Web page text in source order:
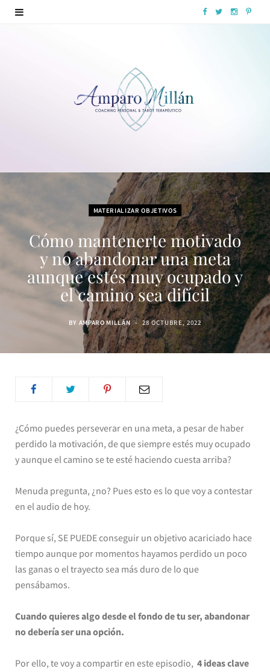
F
k
T I
m
P
s
t
MATERIALIZAR OBJETIVOS
Cómo mantenerte motivado
y no abandonar una meta
aunque estés muy ocupado y
el camino sea difícil
BY AMPARO MILLÁN 28 OCTUBRE, 2022
¿Cómo puedes perseverar en una meta, a pesar de haber
perdido la motivación, de que siempre estés muy ocupado
y aunque el camino se te esté haciendo cuesta arriba?
Menuda pregunta, ¿no? Pues esto es lo que voy a contestar
en el audio de hoy.
Porque sí, SE PUEDE conseguir un objetivo acariciado hace
tiempo aunque por momentos hayamos perdido un poco
las ganas o el trayecto sea más duro de lo que
pensábamos.
Cuando quieres algo desde el fondo de tu ser, abandonar
no debería ser una opción.
Por ello, te voy a compartir en este episodio, 4 ideas clave